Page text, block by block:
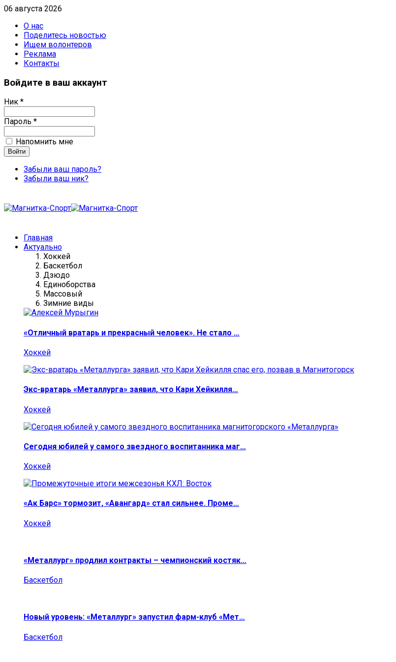
06 августа 2026
О нас
Поделитесь новостью
Ищем волонтеров
Реклама
Контакты
Войдите в ваш аккаунт
Ник *
Пароль *
Напомнить мне
Забыли ваш пароль?
Забыли ваш ник?
Главная
Актуально
Хоккей
Баскетбол
Дзюдо
Единоборства
Массовый
Зимние виды
«Отличный вратарь и прекрасный человек». Не стало …
Хоккей
Экс-вратарь «Металлурга» заявил, что Кари Хейкилля…
Хоккей
Сегодня юбилей у самого звездного воспитанника маг…
Хоккей
«Ак Барс» тормозит, «Авангард» стал сильнее. Проме…
Хоккей
«Металлург» продлил контракты – чемпионский костяк…
Баскетбол
Новый уровень: «Металлург» запустил фарм-клуб «Мет…
Баскетбол